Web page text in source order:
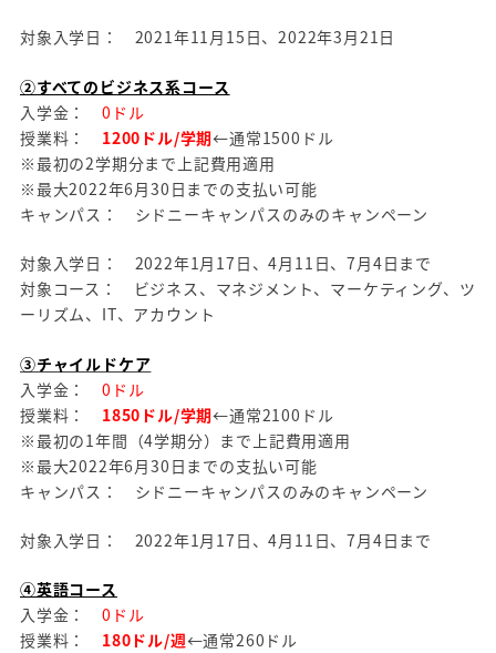
対象入学日： 2021年11月15日、2022年3月21日
②すべてのビジネス系コース
入学金： 0ドル
授業料： 1200ドル/学期←通常1500ドル
※最初の2学期分まで上記費用適用
※最大2022年6月30日までの支払い可能
キャンパス： シドニーキャンパスのみのキャンペーン
対象入学日： 2022年1月17日、4月11日、7月4日まで
対象コース： ビジネス、マネジメント、マーケティング、ツ
ーリズム、IT、アカウント
③チャイルドケア
入学金： 0ドル
授業料： 1850ドル/学期←通常2100ドル
※最初の1年間（4学期分）まで上記費用適用
※最大2022年6月30日までの支払い可能
キャンパス： シドニーキャンパスのみのキャンペーン
対象入学日： 2022年1月17日、4月11日、7月4日まで
④英語コース
入学金： 0ドル
授業料： 180ドル/週←通常260ドル